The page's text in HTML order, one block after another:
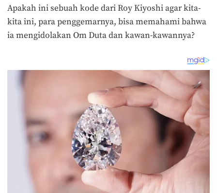
Apakah ini sebuah kode dari Roy Kiyoshi agar kita-
kita ini, para penggemarnya, bisa memahami bahwa
ia mengidolakan Om Duta dan kawan-kawannya?